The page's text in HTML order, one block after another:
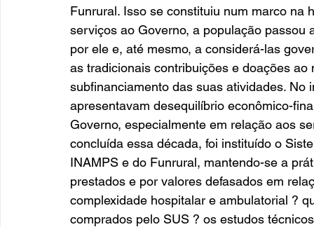
Funrural. Isso se constituiu num marco
serviços ao Governo, a população
por ele e, até mesmo, a considerá-las
as tradicionais contribuições e doações
subfinanciamento das suas atividades.
apresentavam desequilíbrio econômico-
Governo, especialmente em relação aos
concluída essa década, foi instituído o
INAMPS e do Funrural, mantendo-se a
prestados e por valores defasados em
complexidade hospitalar e ambulatorial ?
comprados pelo SUS ? os estudos